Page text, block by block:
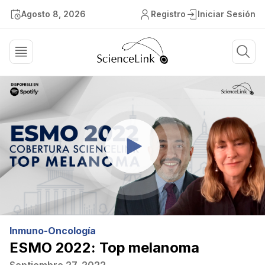
Agosto 8, 2026 Registro Iniciar Sesión
Inmuno-Oncología
ESMO 2022: Top melanoma